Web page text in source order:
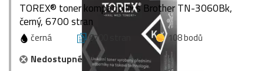
TOREX® toner kompatibilní s Brother TN-3060Bk,
černý, 6700 stran
černá 6700 stran
108 bodů
Nedostupné